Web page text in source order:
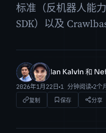
标准（反机器人能
SDK）以及
IK NZ Ian Kalvin 和
2026年1月22日 1 分钟阅读 2个
复制 保存 分享